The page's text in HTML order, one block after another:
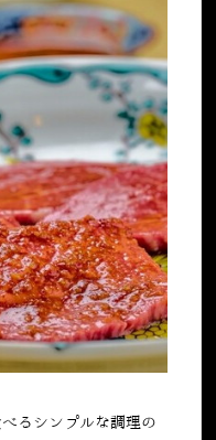
るシンプルな調理の